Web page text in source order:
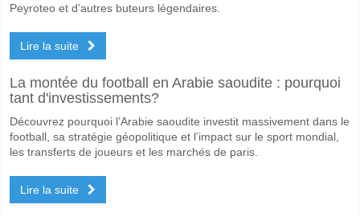
Peyroteo et d’autres buteurs légendaires.
Lire la suite
La montée du football en Arabie saoudite : pourquoi
tant d'investissements?
Découvrez pourquoi l’Arabie saoudite investit massivement dans le
football, sa stratégie géopolitique et l’impact sur le sport mondial,
les transferts de joueurs et les marchés de paris.
Lire la suite